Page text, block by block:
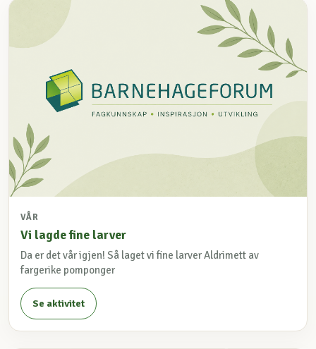
VÅR
Vi lagde fine larver
Da er det vår igjen! Så laget vi fine larver Aldrimett av
fargerike pomponger
Se aktivitet